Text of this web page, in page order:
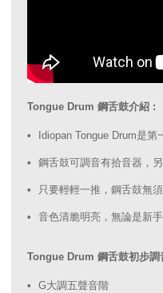
Tongue Drum 鋼舌鼓介紹 :
Idiopan Tongue Drum是
鋼舌鼓可調音有拾音器，
只要輕輕一推，鋼舌鼓無
音色清脆明亮，無論是新
Tongue Drum 鋼舌鼓初步調
G大調五聲音階